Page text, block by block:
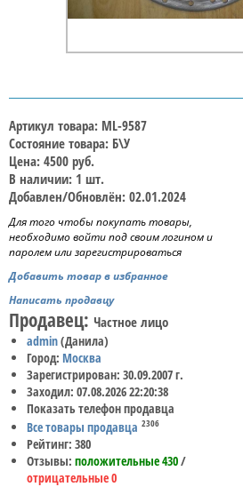
Артикул товара: ML-9587
Состояние товара: Б\У
Цена: 4500 руб.
В наличии: 1 шт.
Добавлен/Обновлён: 02.01.2024
Для того чтобы покупать товары,
необходимо войти под своим логином и
паролем или зарегистрироваться
Добавить товар в избранное
Написать продавцу
Продавец: Частное лицо
admin(Данила)
Город: Москва
Зарегистрирован: 30.09.2007 г.
Заходил: 07.08.2026 22:20:38
Показать телефон продавца
Все товары продавца 2306
Рейтинг: 380
Отзывы: положительные 430/
отрицательные 0